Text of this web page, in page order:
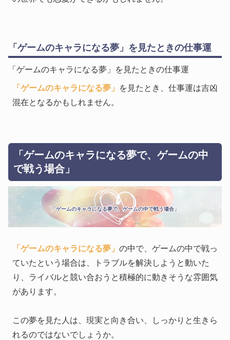
「ゲームのキャラになる夢」を見たときの仕事運
「ゲームのキャラになる夢」を見たときの仕事運
「ゲームのキャラになる夢」
を見たとき、仕事運は吉凶
混在となるかもしれません。
「ゲームのキャラになる夢で、ゲームの中
で戦う場合」
「ゲームのキャラになる夢で、ゲームの中で戦う場合」
「ゲームのキャラになる夢」 の中で、ゲームの中で戦っ
ていたという場合は、トラブルを解決しようと動いた
り、ライバルと競い合おうと積極的に動きそうな雰囲気
があります。
この夢を見た人は、現実と向き合い、しっかりと生きら
れるのではないでしょうか。